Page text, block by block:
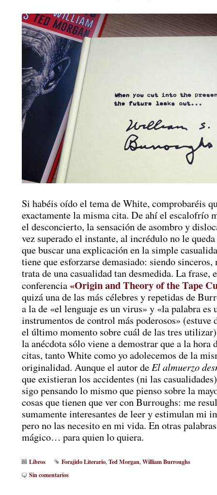
Si habéis oído el tema de White, comprobaréis
exactamente la misma cita. De ahí el escalofrío
el desconcierto, la sensación de asombro y
vez superado el instante, al incrédulo no le
que buscar una explicación en la simple
tiene que esforzarse demasiado: siendo
trata de una casualidad tan desmedida. La frase,
conferencia«Origin and Theory of the Tape
quizá una de las más célebres y repetidas de
a la de «el lenguaje es un virus» y «la palabra es
instrumentos de control más poderosos» (estuve
el último momento sobre cuál de las tres
la anécdota sólo viene a demostrar que a la hora
citas, tanto White como yo adolecemos de la
originalidad. Aunque el autor de El almuerzo
que existieran los accidentes (ni las
sigo pensando lo mismo que pienso sobre la
cosas que tienen que ver con Burroughs: me
sumamente interesantes de leer y estimulan mi
pero no las necesito en mi vida. En otras
mágico… para quien lo quiera.
Libros Forajido Literario, Ted Morgan, William Burroughs
Sin comentarios